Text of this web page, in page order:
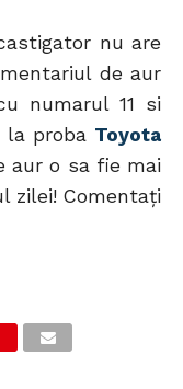
nu are
de aur
numarul 11 si
la proba Toyota
aur o sa fie mai
zilei! Comentaţi